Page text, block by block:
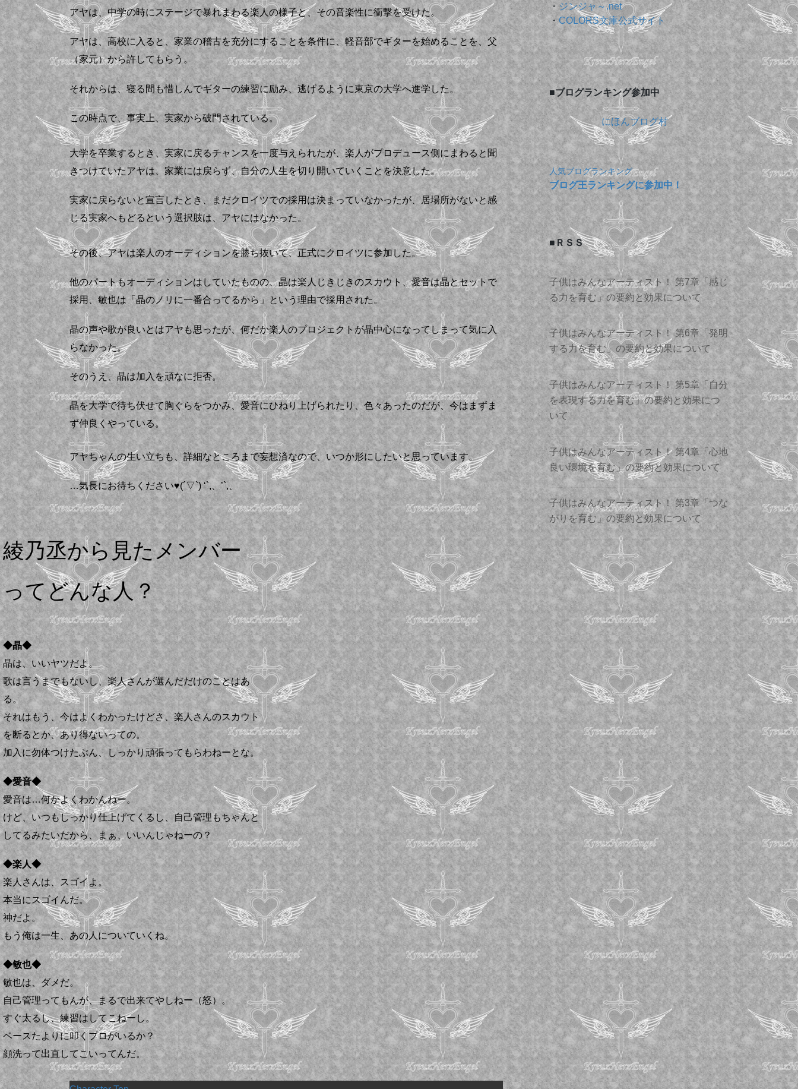
アヤは、中学の時にステージで暴れまわる楽人の様子と、その音楽性に衝撃を受けた。
アヤは、高校に入ると、家業の稽古を充分にすることを条件に、軽音部でギターを始めることを、父
（家元）から許してもらう。
それからは、寝る間も惜しんでギターの練習に励み、逃げるように東京の大学へ進学した。
この時点で、事実上、実家から破門されている。
大学を卒業するとき、実家に戻るチャンスを一度与えられたが、楽人がプロデュース側にまわると聞
きつけていたアヤは、家業には戻らず、自分の人生を切り開いていくことを決意した。
実家に戻らないと宣言したとき、まだクロイツでの採用は決まっていなかったが、居場所がないと感
じる実家へもどるという選択肢は、アヤにはなかった。
その後、アヤは楽人のオーディションを勝ち抜いて、正式にクロイツに参加した。
他のパートもオーディションはしていたものの、晶は楽人じきじきのスカウト、愛音は晶とセットで
採用、敏也は「晶のノリに一番合ってるから」という理由で採用された。
晶の声や歌が良いとはアヤも思ったが、何だか楽人のプロジェクトが晶中心になってしまって気に入
らなかった。
そのうえ、晶は加入を頑なに拒否。
晶を大学で待ち伏せて胸ぐらをつかみ、愛音にひねり上げられたり、色々あったのだが、今はまずま
ず仲良くやっている。
アヤちゃんの生い立ちも、詳細なところまで妄想済なので、いつか形にしたいと思っています。
…気長にお待ちください♥(´▽`) ‘`,、’`,、
綾乃丞から見たメンバー
ってどんな人？
◆晶◆
晶は、いいヤツだよ。
歌は言うまでもないし、楽人さんが選んだだけのことはあ
る。
それはもう、今はよくわかったけどさ、楽人さんのスカウト
を断るとか、あり得ないっての。
加入に勿体つけたぶん、しっかり頑張ってもらわねーとな。
◆愛音◆
愛音は…何かよくわかんねー。
けど、いつもしっかり仕上げてくるし、自己管理もちゃんと
してるみたいだから、まぁ、いいんじゃねーの？
◆楽人◆
楽人さんは、スゴイよ。
本当にスゴイんだ。
神だよ。
もう俺は一生、あの人についていくね。
◆敏也◆
敏也は、ダメだ。
自己管理ってもんが、まるで出来てやしねー（怒）。
すぐ太るし、練習はしてこねーし。
ベースたよりに叩くプロがいるか？
顔洗って出直してこいってんだ。
・ ジンジャ～.net
・COLORS文庫公式サイト
■ブログランキング参加中
にほんブログ村
人気ブログランキング
ブログ王ランキングに参加中！
■ＲＳＳ
子供はみんなアーティスト！ 第7章「感じ
る力を育む」の要約と効果について
子供はみんなアーティスト！ 第6章「発明
する力を育む」の要約と効果について
子供はみんなアーティスト！ 第5章「自分
を表現する力を育む」の要約と効果につ
いて
子供はみんなアーティスト！ 第4章「心地
良い環境を育む」の要約と効果について
子供はみんなアーティスト！ 第3章「つな
がりを育む」の要約と効果について